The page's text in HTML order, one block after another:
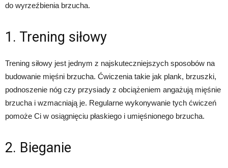
do wyrzeźbienia brzucha.
1. Trening siłowy
Trening siłowy jest jednym z najskuteczniejszych sposobów na
budowanie mięśni brzucha. Ćwiczenia takie jak plank, brzuszki,
podnoszenie nóg czy przysiady z obciążeniem angażują mięśnie
brzucha i wzmacniają je. Regularne wykonywanie tych ćwiczeń
pomoże Ci w osiągnięciu płaskiego i umięśnionego brzucha.
2. Bieganie